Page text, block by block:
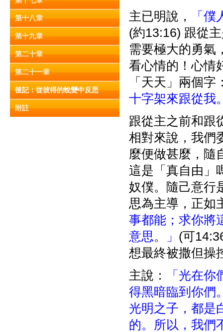
第十八章
第十九章
第二十章
第二十一章
後記：從彼得的蛻變中反思
附註
主已明說，
「
(約13:16) 跟從
需要極大的勇氣
看心情的！心情
「天天」兩個字
十字架來跟從我
跟從主之前和跟
相對來說，我們
麼便做甚麼，隨
這是「真自由」
奴僕。隨己意行
思為主導，正如
事都能；求你將
意思。」 (可
想最終被撒但操
主說：
「光在
得黑暗臨到你們
光明之子，都是
的。所以，我們